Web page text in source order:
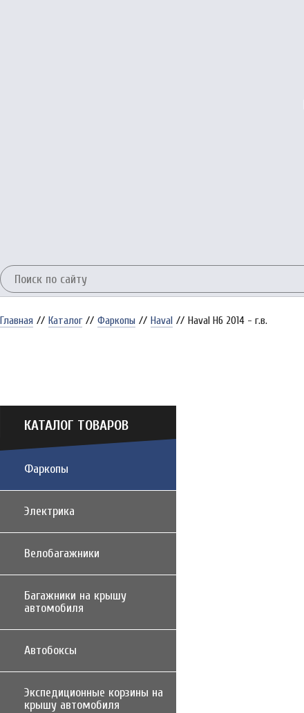
Главная // Каталог // Фаркопы // Haval // Haval H6 2014 - г.в.
КАТАЛОГ ТОВАРОВ
Фаркопы
Электрика
Велобагажники
Багажники на крышу
автомобиля
Автобоксы
Экспедиционные корзины на
крышу автомобиля